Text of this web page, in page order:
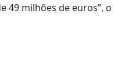
49 milhões de euros”,